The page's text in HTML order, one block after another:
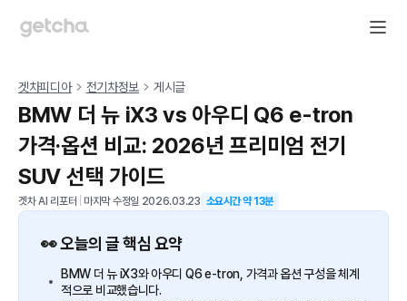
겟차피디아 전기차정보 게시글
BMW 더 뉴 iX3 vs 아우디 Q6 e-tron
가격·옵션 비교: 2026년 프리미엄 전기
SUV 선택 가이드
겟차 AI 리포터 마지막 수정일 2026.03.23 소요시간 약13분
👀 오늘의 글 핵심 요약
BMW 더 뉴 iX3와 아우디 Q6 e-tron, 가격과 옵션 구성을 체계
적으로 비교했습니다.